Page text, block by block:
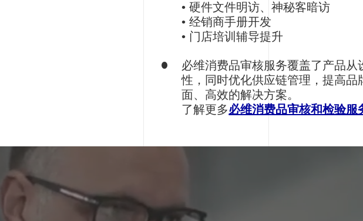
• 硬件文件明访、神秘客暗访
• 经销商手册开发
• 门店培训辅导提升
必维消费品审核服务覆盖了产品
性，同时优化供应链管理，提高
面、高效的解决方案。
了解更多必维消费品审核和检验服